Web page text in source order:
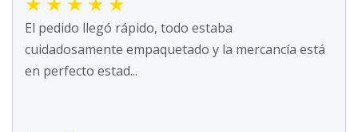
El pedido llegó rápido, todo estaba
cuidadosamente empaquetado y la mercancía está
en perfecto estad...